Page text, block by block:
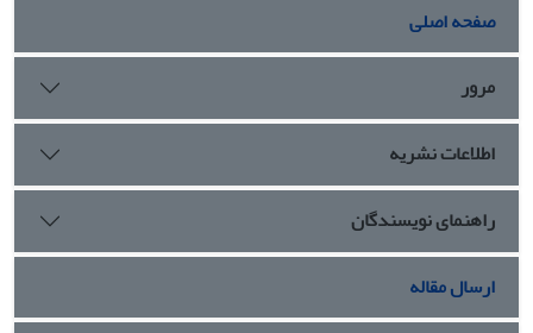
صفحه اصلی
مرور
اطلاعات نشریه
راهنمای نویسندگان
ارسال مقاله